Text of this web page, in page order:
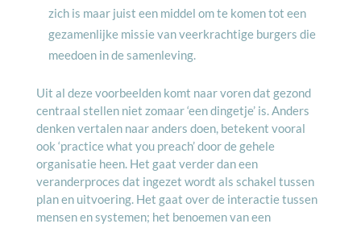
zich is maar juist een middel om te komen tot een
gezamenlijke missie van veerkrachtige burgers die
meedoen in de samenleving.
Uit al deze voorbeelden komt naar voren dat gezond
centraal stellen niet zomaar ‘een dingetje’ is. Anders
denken vertalen naar anders doen, betekent vooral
ook ‘practice what you preach’ door de gehele
organisatie heen. Het gaat verder dan een
veranderproces dat ingezet wordt als schakel tussen
plan en uitvoering. Het gaat over de interactie tussen
mensen en systemen; het benoemen van een